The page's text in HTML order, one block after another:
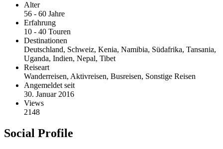
Alter
56 - 60 Jahre
Erfahrung
10 - 40 Touren
Destinationen
Deutschland, Schweiz, Kenia, Namibia, Südafrika, Tansania,
Uganda, Indien, Nepal, Tibet
Reiseart
Wanderreisen, Aktivreisen, Busreisen, Sonstige Reisen
Angemeldet seit
30. Januar 2016
Views
2148
Social Profile